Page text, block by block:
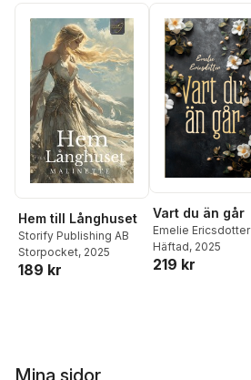
Hem till Långhuset
Storify Publishing AB
Storpocket, 2025
189 kr
Vart du än går
Emelie Ericsdotter
Häftad, 2025
219 kr